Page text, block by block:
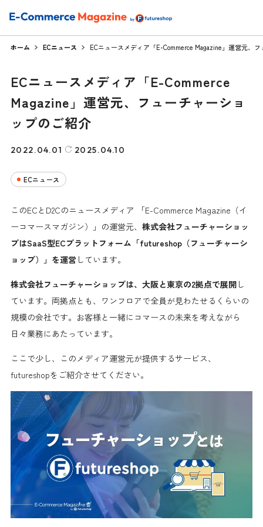
ホーム ECニュース ECニュースメディア「E-Commerce Magazine」運営元、
ECニュースメディア「E-Commerce
Magazine」運営元、フューチャーショ
ップのご紹介
2022.04.01 2025.04.10
ECニュース
このECとD2Cのニュースメディア 「E-Commerce Magazine（イ
ーコマースマガジン）」の運営元、 株式会社フューチャーショッ
プはSaaS型ECプラットフォーム「futureshop（フューチャーシ
ョップ）」を運営 しています。
株式会社フューチャーショップは、大阪と東京の2拠点で展開し
ています。両拠点とも、ワンフロアで全員が見わたせるくらいの
規模の会社です。お客様と一緒にコマースの未来を考えながら
日々業務にあたっています。
ここで少し、このメディア運営元が提供するサービス、
futureshopをご紹介させてください。